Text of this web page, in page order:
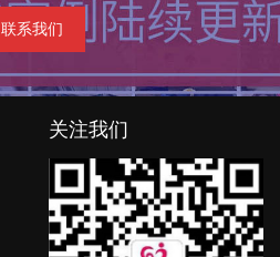
联系我们
关注我们